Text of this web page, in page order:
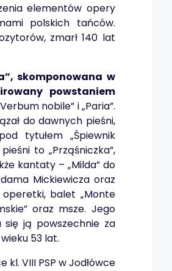
elementów opery
polskich tańców.
zmarł 140 lat
skomponowana w
powstaniem
nobile” i „Paria”.
do dawnych pieśni,
tytułem „Śpiewnik
to „Prząśniczka”,
kantaty – „Milda” do
Mickiewicza oraz
operetki, balet „Monte
oraz msze. Jego
się ją powszechnie za
53 lat.
VIII PSP w Jodłówce